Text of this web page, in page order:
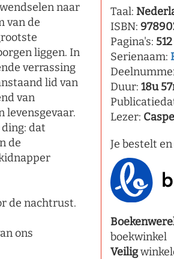
naar
van de
liggen. In
verrassing
lid van
van
levensgevaar.
dat
de
de nachtrust.
ons
Taal:
ISBN:
Pagina's:
Serienaam:
Duur: 18u
Lezer:
Je bestelt
boekwinkel
Veilig